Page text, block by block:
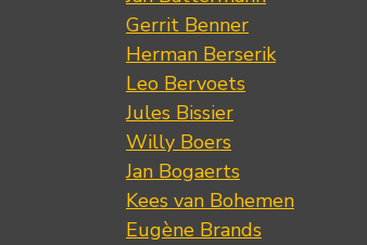
Gerrit Benner
Herman Berserik
Leo Bervoets
Jules Bissier
Willy Boers
Jan Bogaerts
Kees van Bohemen
Eugène Brands